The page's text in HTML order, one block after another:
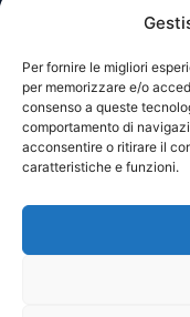
Per fornire le migliori
per memorizzare e/o
consenso a queste
comportamento di
acconsentire o ritirare il
caratteristiche e funzioni.
Via Principe Di Udine 144
clienti@officinefvg.it
info@officinefvg.it
posta@officinefvgpec.It
ORARI